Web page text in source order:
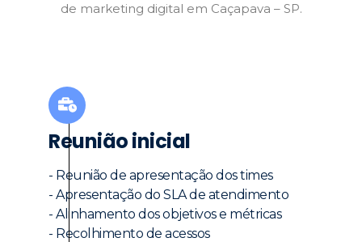
de marketing digital em Caçapava – SP.
Reunião inicial
- Reunião de apresentação dos times
- Apresentação do SLA de atendimento
- Alinhamento dos objetivos e métricas
- Recolhimento de acessos